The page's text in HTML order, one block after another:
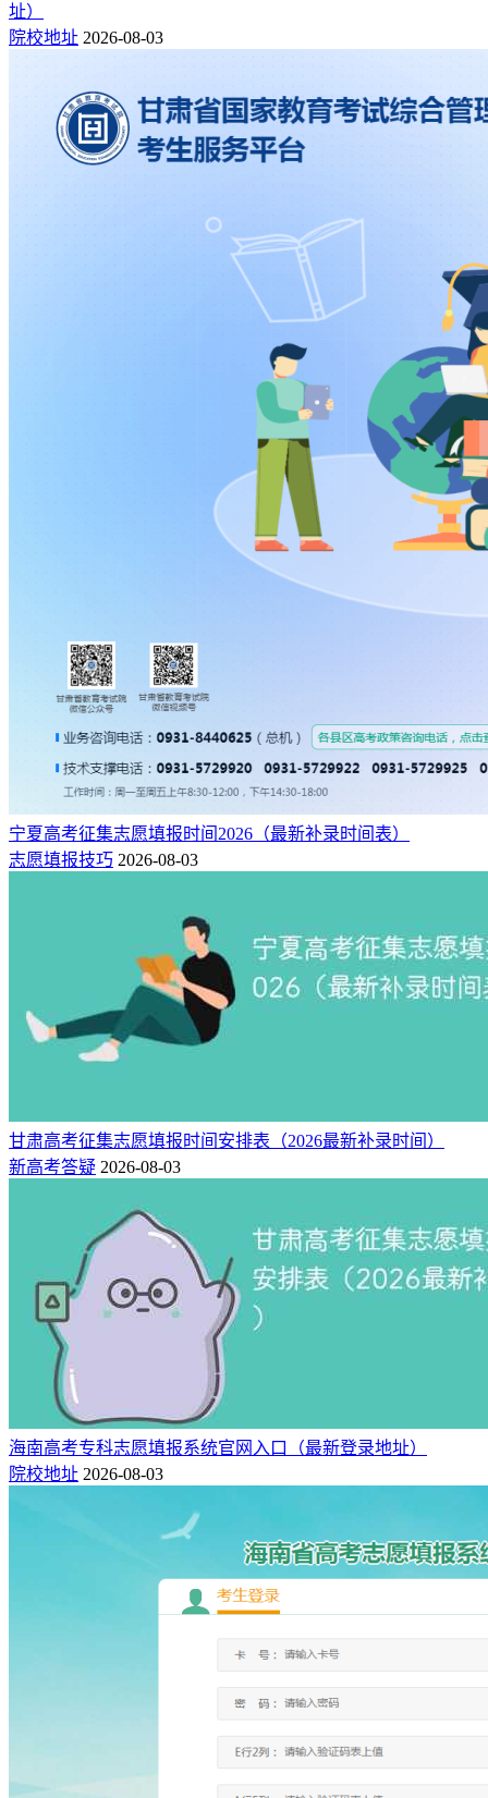
址）
院校地址 2026-08-03
宁夏高考征集志愿填报时间2026（最新补录时间表）
志愿填报技巧 2026-08-03
甘肃高考征集志愿填报时间安排表（2026最新补录时间）
新高考答疑 2026-08-03
海南高考专科志愿填报系统官网入口（最新登录地址）
院校地址 2026-08-03